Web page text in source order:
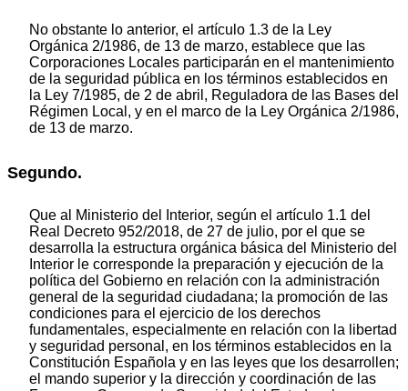
No obstante lo anterior, el artículo 1.3 de la Ley
Orgánica 2/1986, de 13 de marzo, establece que las
Corporaciones Locales participarán en el mantenimiento
de la seguridad pública en los términos establecidos en
la Ley 7/1985, de 2 de abril, Reguladora de las Bases del
Régimen Local, y en el marco de la Ley Orgánica 2/1986,
de 13 de marzo.
Segundo.
Que al Ministerio del Interior, según el artículo 1.1 del
Real Decreto 952/2018, de 27 de julio, por el que se
desarrolla la estructura orgánica básica del Ministerio del
Interior le corresponde la preparación y ejecución de la
política del Gobierno en relación con la administración
general de la seguridad ciudadana; la promoción de las
condiciones para el ejercicio de los derechos
fundamentales, especialmente en relación con la libertad
y seguridad personal, en los términos establecidos en la
Constitución Española y en las leyes que los desarrollen;
el mando superior y la dirección y coordinación de las